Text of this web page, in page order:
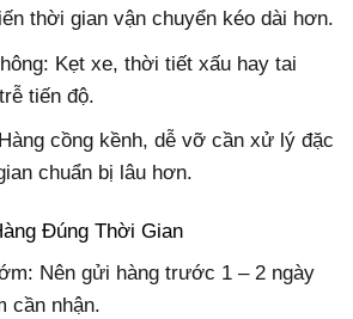
thời gian vận chuyển kéo dài hơn.
Kẹt xe, thời tiết xấu hay tai
tiến độ.
cồng kềnh, dễ vỡ cần xử lý đặc
chuẩn bị lâu hơn.
Đúng Thời Gian
Nên gửi hàng trước 1 – 2 ngày
cần nhận.